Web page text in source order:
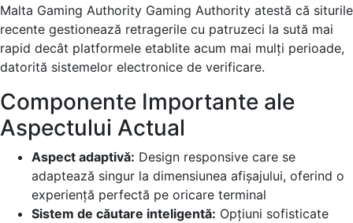
Malta Gaming Authority Gaming Authority atestă că siturile
recente gestionează retragerile cu patruzeci la sută mai
rapid decât platformele etablite acum mai mulți perioade,
datorită sistemelor electronice de verificare.
Componente Importante ale
Aspectului Actual
Aspect adaptivă: Design responsive care se
adaptează singur la dimensiunea afișajului, oferind o
experiență perfectă pe oricare terminal
Sistem de căutare inteligentă: Opțiuni sofisticate